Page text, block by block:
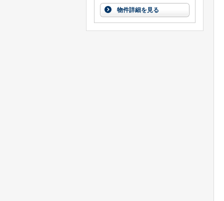
物件詳細を見る